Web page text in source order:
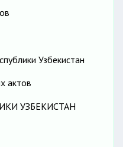
Узбекистан
актов
УЗБЕКИСТАН